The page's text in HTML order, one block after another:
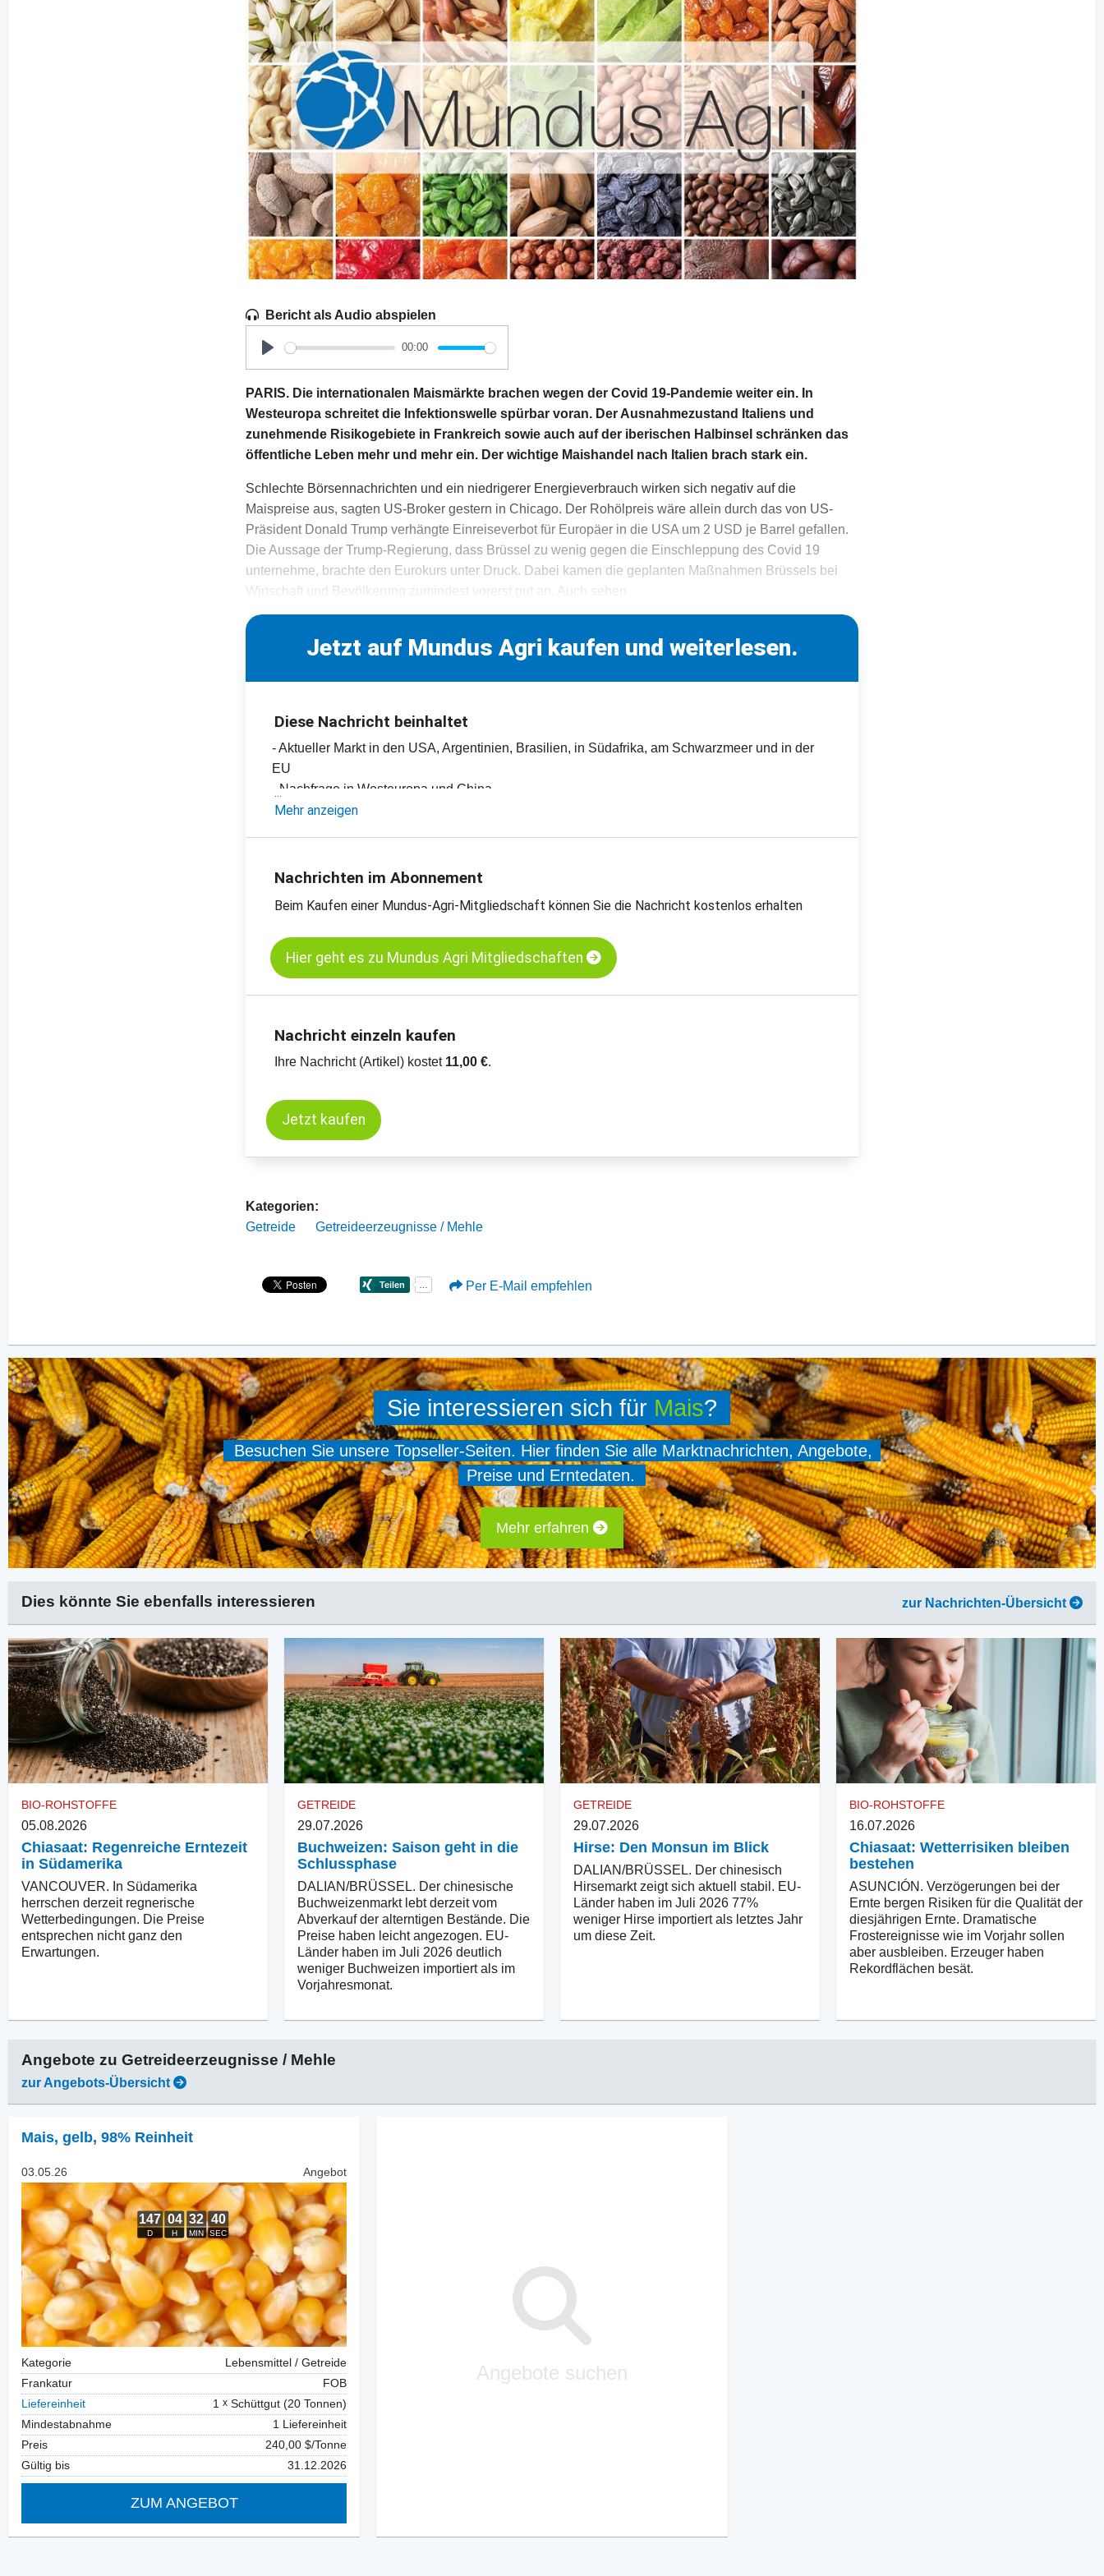
Bericht als Audio abspielen
Play
00:00
PARIS. Die internationalen Maismärkte brachen wegen der Covid 19-Pandemie weiter ein. In
Westeuropa schreitet die Infektionswelle spürbar voran. Der Ausnahmezustand Italiens und
zunehmende Risikogebiete in Frankreich sowie auch auf der iberischen Halbinsel schränken das
öffentliche Leben mehr und mehr ein. Der wichtige Maishandel nach Italien brach stark ein.
Schlechte Börsennachrichten und ein niedrigerer Energieverbrauch wirken sich negativ auf die
Maispreise aus, sagten US-Broker gestern in Chicago. Der Rohölpreis wäre allein durch das von US-
Präsident Donald Trump verhängte Einreiseverbot für Europäer in die USA um 2 USD je Barrel gefallen.
Die Aussage der Trump-Regierung, dass Brüssel zu wenig gegen die Einschleppung des Covid 19
unternehme, brachte den Eurokurs unter Druck. Dabei kamen die geplanten Maßnahmen Brüssels bei
Wirtschaft und Bevölkerung zumindest vorerst gut an. Auch sehen
Jetzt auf Mundus Agri kaufen und weiterlesen.
Diese Nachricht beinhaltet
- Aktueller Markt in den USA, Argentinien, Brasilien, in Südafrika, am Schwarzmeer und in der
EU
- Nachfrage in Westeuropa und China
- Einschätzungen und Meinungen des Handels.
- Mit Content von Mundus Agri
- Preischarts zum Kassamarkt in Frankreich, Holland und Deutschland
-
Preischart Mais, kurzfristige Termine, CBOT
Mehr anzeigen
Nachrichten im Abonnement
Beim Kaufen einer Mundus-Agri-Mitgliedschaft können Sie die Nachricht kostenlos erhalten
Hier geht es zu Mundus Agri Mitgliedschaften
Nachricht einzeln kaufen
Ihre Nachricht (Artikel) kostet 11,00 €.
Jetzt kaufen
Kategorien:
Getreide
Getreideerzeugnisse / Mehle
Per E-Mail empfehlen
Sie interessieren sich für Mais?
Besuchen Sie unsere Topseller-Seiten. Hier finden Sie alle Marktnachrichten, Angebote,
Preise und Erntedaten.
Mehr erfahren
Dies könnte Sie ebenfalls interessieren zur Nachrichten-Übersicht
BIO-ROHSTOFFE
05.08.2026
Chiasaat: Regenreiche Erntezeit
in Südamerika
VANCOUVER. In Südamerika
herrschen derzeit regnerische
Wetterbedingungen. Die Preise
entsprechen nicht ganz den
Erwartungen.
GETREIDE
29.07.2026
Buchweizen: Saison geht in die
Schlussphase
DALIAN/BRÜSSEL. Der chinesische
Buchweizenmarkt lebt derzeit vom
Abverkauf der alterntigen Bestände. Die
Preise haben leicht angezogen. EU-
Länder haben im Juli 2026 deutlich
weniger Buchweizen importiert als im
Vorjahresmonat.
GETREIDE
29.07.2026
Hirse: Den Monsun im Blick
DALIAN/BRÜSSEL. Der chinesisch
Hirsemarkt zeigt sich aktuell stabil. EU-
Länder haben im Juli 2026 77%
weniger Hirse importiert als letztes Jahr
um diese Zeit.
BIO-ROHSTOFFE
16.07.2026
Chiasaat: Wetterrisiken bleiben
bestehen
ASUNCIÓN. Verzögerungen bei der
Ernte bergen Risiken für die Qualität der
diesjährigen Ernte. Dramatische
Frostereignisse wie im Vorjahr sollen
aber ausbleiben. Erzeuger haben
Rekordflächen besät.
Angebote zu Getreideerzeugnisse / Mehle
zur Angebots-Übersicht
Mais, gelb, 98% Reinheit
03.05.26 Angebot
Kategorie
Lebensmittel / Getreide
Frankatur
FOB
Liefereinheit
1
Schüttgut (20 Tonnen)
Mindestabnahme
1 Liefereinheit
Preis
240,00 $/Tonne
Gültig bis
31.12.2026
ZUM ANGEBOT
Angebote suchen